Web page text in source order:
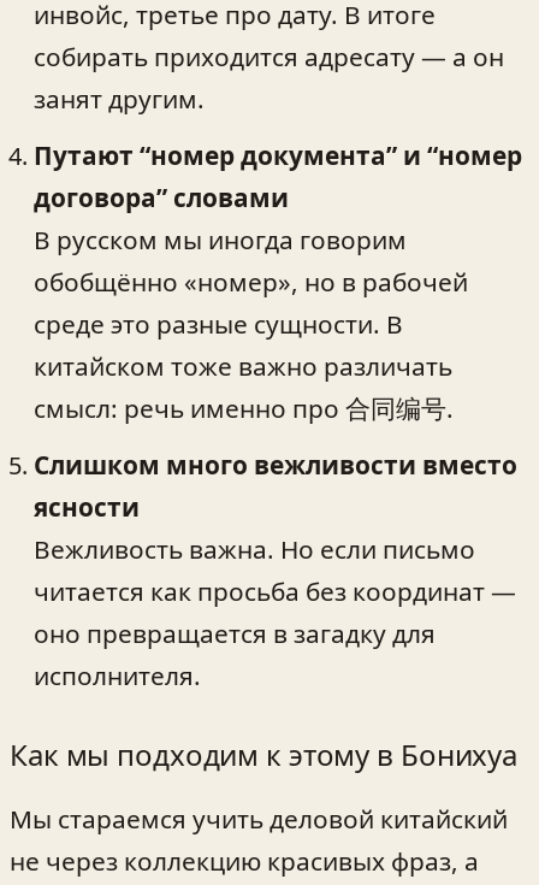
инвойс, третье про дату. В итоге
собирать приходится адресату — а он
занят другим.
Путают “номер документа” и “номер
договора” словами
В русском мы иногда говорим
обобщённо «номер», но в рабочей
среде это разные сущности. В
китайском тоже важно различать
смысл: речь именно про 合同编号.
Слишком много вежливости вместо
ясности
Вежливость важна. Но если письмо
читается как просьба без координат —
оно превращается в загадку для
исполнителя.
Как мы подходим к этому в Бонихуа
Мы стараемся учить деловой китайский
не через коллекцию красивых фраз, а